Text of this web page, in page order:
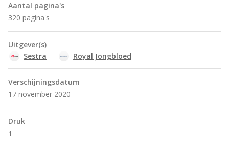
Aantal pagina's
320 pagina's
Uitgever(s)
Sestra
Royal Jongbloed
Verschijningsdatum
17 november 2020
Druk
1